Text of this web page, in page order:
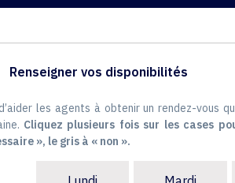
Renseigner vos disponibilités
les agents à obtenir un rendez-vous
Cliquez plusieurs fois sur les cases
», le gris à « non ».